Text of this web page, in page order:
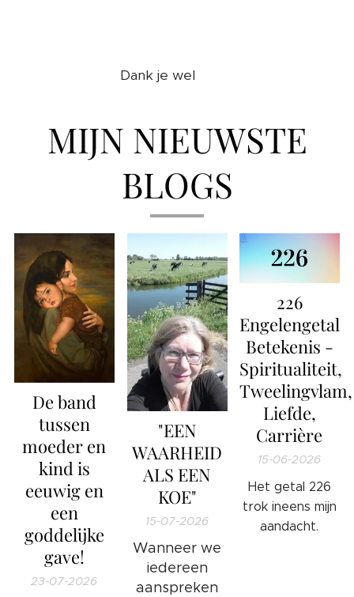
Dank je wel
MIJN NIEUWSTE
BLOGS
De band
tussen
moeder en
kind is
eeuwig en
een
goddelijke
gave!
23-07-2026
"EEN
WAARHEID
ALS EEN
KOE"
15-07-2026
Wanneer we
iedereen
aanspreken
226
Engelengetal
Betekenis -
Spiritualiteit,
Tweelingvlam,
Liefde,
Carrière
15-06-2026
Het getal 226
trok ineens mijn
aandacht.